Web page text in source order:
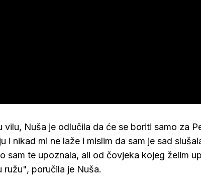
vilu, Nuša je odlučila da će se boriti samo za
i nikad mi ne laže i mislim da sam je sad
sam te upoznala, ali od čovjeka kojeg želim
ružu", poručila je Nuša.